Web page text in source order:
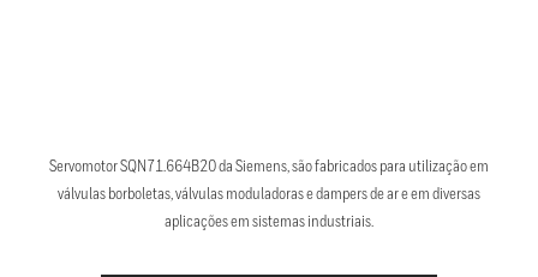
Servomotor SQN71.664B20 da Siemens, são fabricados para utilização em
válvulas borboletas, válvulas moduladoras e dampers de ar e em diversas
aplicações em sistemas industriais.